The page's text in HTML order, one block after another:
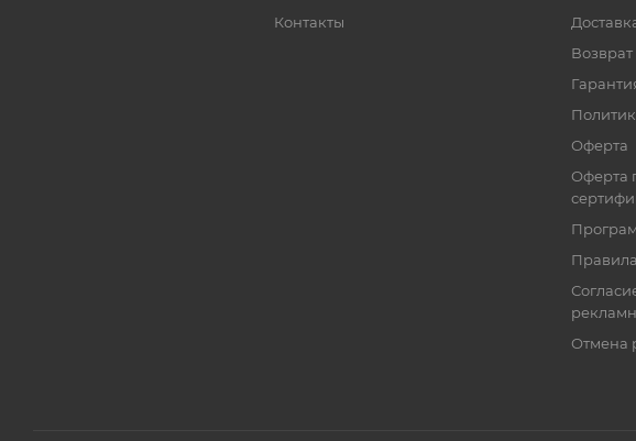
Контакты
Возврат
Оферта
Оферта
Отмена